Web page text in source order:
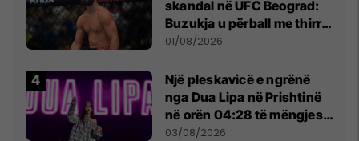
skandal në UFC Beograd:
Buzukja u përball me thirrje
anti-shqiptare nga
01/08/2026
Një pleskavicë e ngrënë
nga Dua Lipa në Prishtinë
në orën 04:28 të mëngjesit
- dhe bota digjitale serbe
03/08/2026